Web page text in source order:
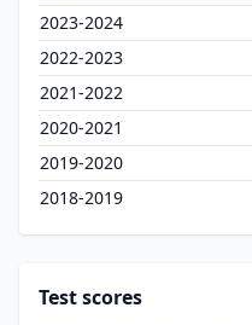
2023-2024
2022-2023
2021-2022
2020-2021
2019-2020
2018-2019
Test scores